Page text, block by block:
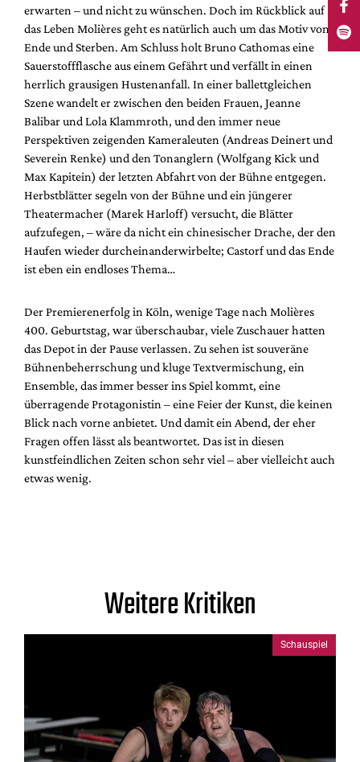
erwarten – und nicht zu wünschen. Doch im Rückblick auf
das Leben Molières geht es natürlich auch um das Motiv von
Ende und Sterben. Am Schluss holt Bruno Cathomas eine
Sauerstoffflasche aus einem Gefährt und verfällt in einen
herrlich grausigen Hustenanfall. In einer ballettgleichen
Szene wandelt er zwischen den beiden Frauen, Jeanne
Balibar und Lola Klammroth, und den immer neue
Perspektiven zeigenden Kameraleuten (Andreas Deinert und
Severein Renke) und den Tonanglern (Wolfgang Kick und
Max Kapitein) der letzten Abfahrt von der Bühne entgegen.
Herbstblätter segeln von der Bühne und ein jüngerer
Theatermacher (Marek Harloff) versucht, die Blätter
aufzufegen, – wäre da nicht ein chinesischer Drache, der den
Haufen wieder durcheinanderwirbelte; Castorf und das Ende
ist eben ein endloses Thema…
Der Premierenerfolg in Köln, wenige Tage nach Molières
400. Geburtstag, war überschaubar, viele Zuschauer hatten
das Depot in der Pause verlassen. Zu sehen ist souveräne
Bühnenbeherrschung und kluge Textvermischung, ein
Ensemble, das immer besser ins Spiel kommt, eine
überragende Protagonistin – eine Feier der Kunst, die keinen
Blick nach vorne anbietet. Und damit ein Abend, der eher
Fragen offen lässt als beantwortet. Das ist in diesen
kunstfeindlichen Zeiten schon sehr viel – aber vielleicht auch
etwas wenig.
Weitere Kritiken
Schauspiel